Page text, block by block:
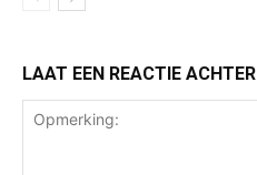
LAAT EEN REACTIE ACHTER